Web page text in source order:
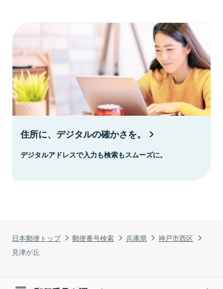
日本郵便トップ 郵便番号検索 兵庫県
神戸市西区
見津が丘
住所に、デジタルの確かさを。
デジタルアドレスで入力も検索もスムーズに。